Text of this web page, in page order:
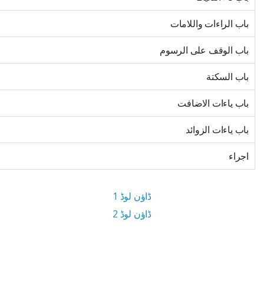
باب الراءات واللامات
باب الوقف على الرسوم
باب السكتة
باب ياءات الاضافت
باب ياءات الزوائد
اجراء
ڈاؤن لوڈ 1
ڈاؤن لوڈ 2